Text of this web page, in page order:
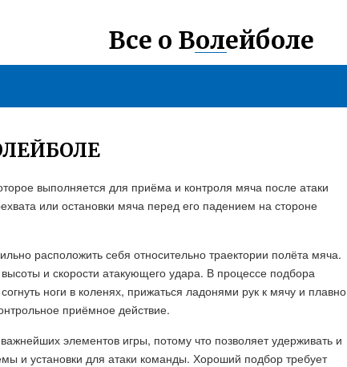
Все о Волейболе
выполняется для приёма и контроля мяча после атаки
или остановки мяча перед его падением на стороне
расположить себя относительно траектории полёта мяча.
и скорости атакующего удара. В процессе подбора
ноги в коленях, прижаться ладонями рук к мячу и плавно
приёмное действие.
элементов игры, потому что позволяет удерживать и
и установки для атаки команды. Хороший подбор требует